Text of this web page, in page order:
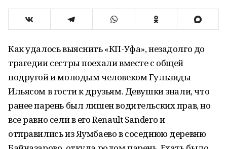
Как удалось выяснить «КП-Уфа», незадолго до
трагедии сестры поехали вместе с общей
подругой и молодым человеком Гульзиды
Ильясом в гости к друзьям. Девушки знали, что
ранее парень был лишен водительских прав, но
все равно сели в его Renault Sandero и
отправились из Яумбаево в соседнюю деревню